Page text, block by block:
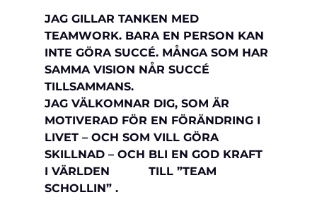
JAG GILLAR TANKEN MED
TEAMWORK. BARA EN PERSON KAN
INTE GÖRA SUCCÉ. MÅNGA SOM HAR
SAMMA VISION NÅR SUCCÉ
TILLSAMMANS.
JAG VÄLKOMNAR DIG, SOM ÄR
MOTIVERAD FÖR EN FÖRÄNDRING I
LIVET – OCH SOM VILL GÖRA
SKILLNAD – OCH BLI EN GOD KRAFT
I VÄRLDEN           TILL ”TEAM
SCHOLLIN” .